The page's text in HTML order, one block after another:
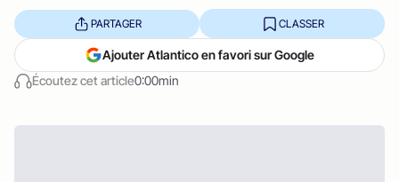
Écoutez cet article0:00min
PARTAGER CLASSER
Ajouter Atlantico en favori sur Google